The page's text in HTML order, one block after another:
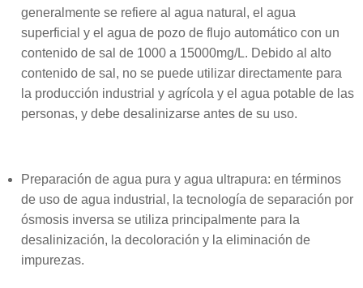
generalmente se refiere al agua natural, el agua
superficial y el agua de pozo de flujo automático con un
contenido de sal de 1000 a 15000mg/L. Debido al alto
contenido de sal, no se puede utilizar directamente para
la producción industrial y agrícola y el agua potable de las
personas, y debe desalinizarse antes de su uso.
Preparación de agua pura y agua ultrapura: en términos
de uso de agua industrial, la tecnología de separación por
ósmosis inversa se utiliza principalmente para la
desalinización, la decoloración y la eliminación de
impurezas.